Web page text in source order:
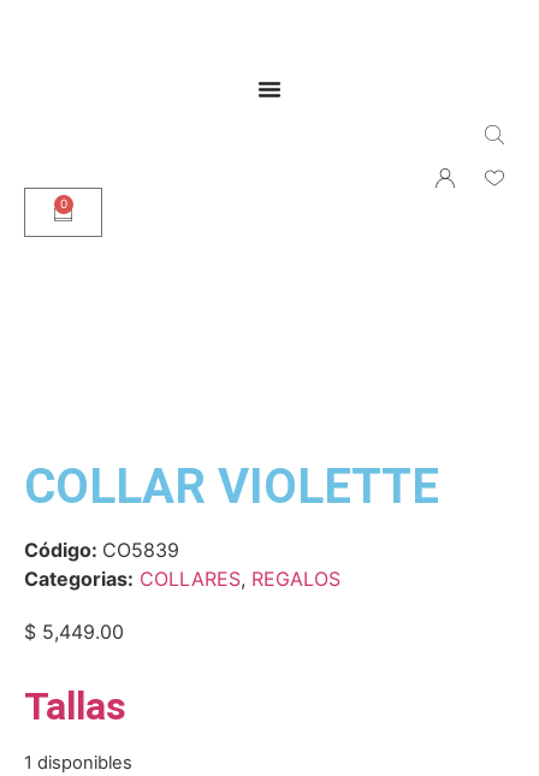
0
COLLAR VIOLETTE
Código: CO5839
Categorias: COLLARES, REGALOS
$ 5,449.00
Tallas
1 disponibles